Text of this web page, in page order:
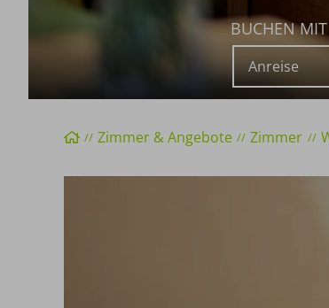
BUCHEN MIT
Anreise
Startseite
Zimmer & Angebote Zimmer